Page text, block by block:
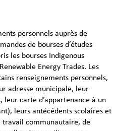
personnels auprès de
de bourses d’études
les bourses Indigenous
Energy Trades. Les
renseignements personnels,
adresse municipale, leur
carte d’appartenance à un
leurs antécédents scolaires et
travail communautaire, de